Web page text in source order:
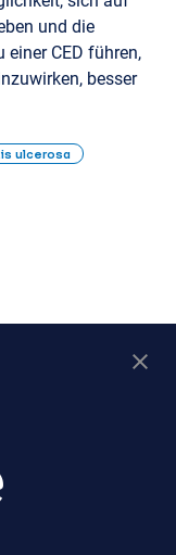
und die
CED führen,
besser
ulcerosa